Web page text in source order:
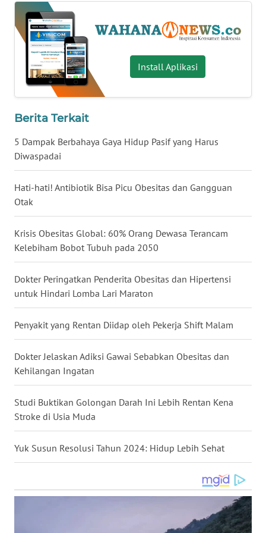
Install Aplikasi
Berita Terkait
5 Dampak Berbahaya Gaya Hidup Pasif yang Harus
Diwaspadai
Hati-hati! Antibiotik Bisa Picu Obesitas dan Gangguan
Otak
Krisis Obesitas Global: 60% Orang Dewasa Terancam
Kelebiham Bobot Tubuh pada 2050
Dokter Peringatkan Penderita Obesitas dan Hipertensi
untuk Hindari Lomba Lari Maraton
Penyakit yang Rentan Diidap oleh Pekerja Shift Malam
Dokter Jelaskan Adiksi Gawai Sebabkan Obesitas dan
Kehilangan Ingatan
Studi Buktikan Golongan Darah Ini Lebih Rentan Kena
Stroke di Usia Muda
Yuk Susun Resolusi Tahun 2024: Hidup Lebih Sehat
WN
BABEL
WN
SUMBAR
SUMSEL
WN
BENGKULU
WN
LAMPUNG
WN
JATENG
WN
NUSANTARA
WN
JOGJA
WN
WN